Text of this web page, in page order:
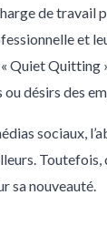
de travail
et
Quiet Quitting
désirs des
sociaux,
sa nouveauté.